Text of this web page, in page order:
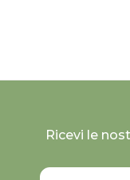
Ricevi le